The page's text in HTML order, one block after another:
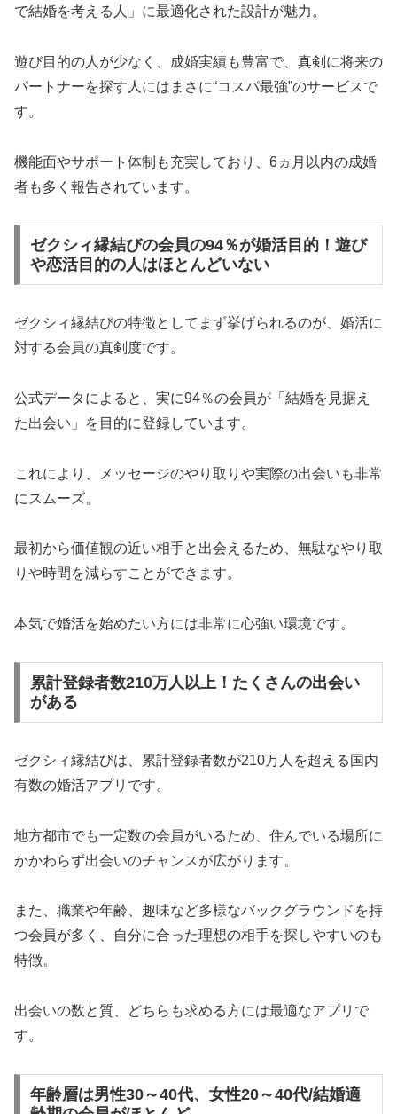
で結婚を考える人」に最適化された設計が魅力。
遊び目的の人が少なく、成婚実績も豊富で、真剣に将来の
パートナーを探す人にはまさに“コスパ最強”のサービスで
す。
機能面やサポート体制も充実しており、6ヵ月以内の成婚
者も多く報告されています。
ゼクシィ縁結びの会員の94％が婚活目的！遊び
や恋活目的の人はほとんどいない
ゼクシィ縁結びの特徴としてまず挙げられるのが、婚活に
対する会員の真剣度です。
公式データによると、実に94％の会員が「結婚を見据え
た出会い」を目的に登録しています。
これにより、メッセージのやり取りや実際の出会いも非常
にスムーズ。
最初から価値観の近い相手と出会えるため、無駄なやり取
りや時間を減らすことができます。
本気で婚活を始めたい方には非常に心強い環境です。
累計登録者数210万人以上！たくさんの出会い
がある
ゼクシィ縁結びは、累計登録者数が210万人を超える国内
有数の婚活アプリです。
地方都市でも一定数の会員がいるため、住んでいる場所に
かかわらず出会いのチャンスが広がります。
また、職業や年齢、趣味など多様なバックグラウンドを持
つ会員が多く、自分に合った理想の相手を探しやすいのも
特徴。
出会いの数と質、どちらも求める方には最適なアプリで
す。
年齢層は男性30～40代、女性20～40代/結婚適